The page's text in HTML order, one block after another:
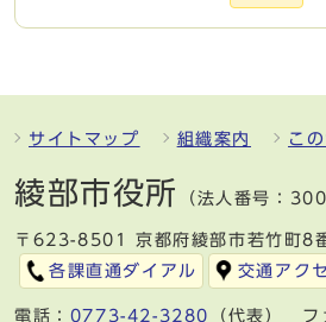
サイトマップ 組織案内 こ
綾部市役所 （法人番号：
〒623-8501 京都府綾部市若竹町8
各課直通ダイアル
交通アク
電話： 0773-42-3280
（代表）